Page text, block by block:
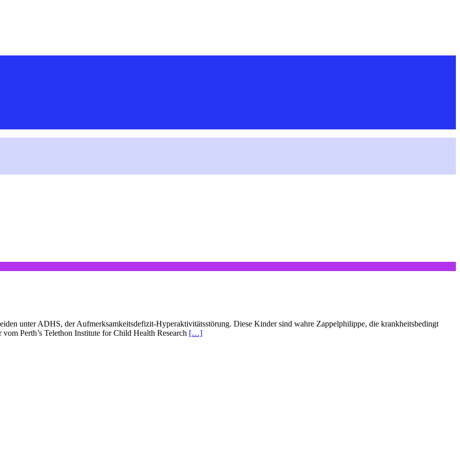
unter ADHS, der Aufmerksamkeitsdefizit-Hyperaktivitätsstörung. Diese Kinder sind wahre Zappelphilippe, die krankheitsbedingt
Perth’s Telethon Institute for Child Health Research […]